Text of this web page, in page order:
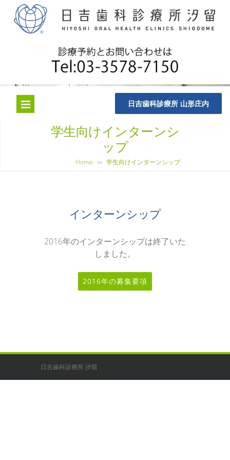
日吉歯科診療所 山形庄内
学生向けインターンシ
ップ
Home >> 学生向けインターンシップ
インターンシップ
2016年のインターンシップは終了いた
しました。
2016年の募集要項
日吉歯科診療所 汐留